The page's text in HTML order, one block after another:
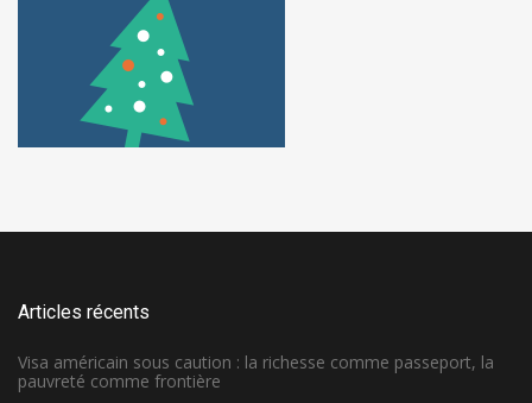
Articles récents
Visa américain sous caution : la richesse comme passeport, la
pauvreté comme frontière